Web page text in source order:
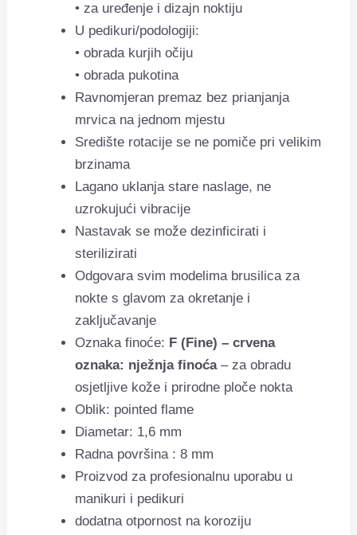
• za uređenje i dizajn noktiju
U pedikuri/podologiji:
• obrada kurjih očiju
• obrada pukotina
Ravnomjeran premaz bez prianjanja
mrvica na jednom mjestu
Središte rotacije se ne pomiče pri velikim
brzinama
Lagano uklanja stare naslage, ne
uzrokujući vibracije
Nastavak se može dezinficirati i
sterilizirati
Odgovara svim modelima brusilica za
nokte s glavom za okretanje i
zaključavanje
Oznaka finoće: F (Fine) – crvena
oznaka: nježnja finoća– za obradu
osjetljive kože i prirodne ploče nokta
Oblik: pointed flame
Diametar: 1,6 mm
Radna površina : 8 mm
Proizvod za profesionalnu uporabu u
manikuri i pedikuri
dodatna otpornost na koroziju